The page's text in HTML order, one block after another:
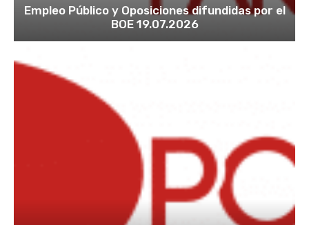
Empleo Público y Oposiciones difundidas por el
BOE 19.07.2026